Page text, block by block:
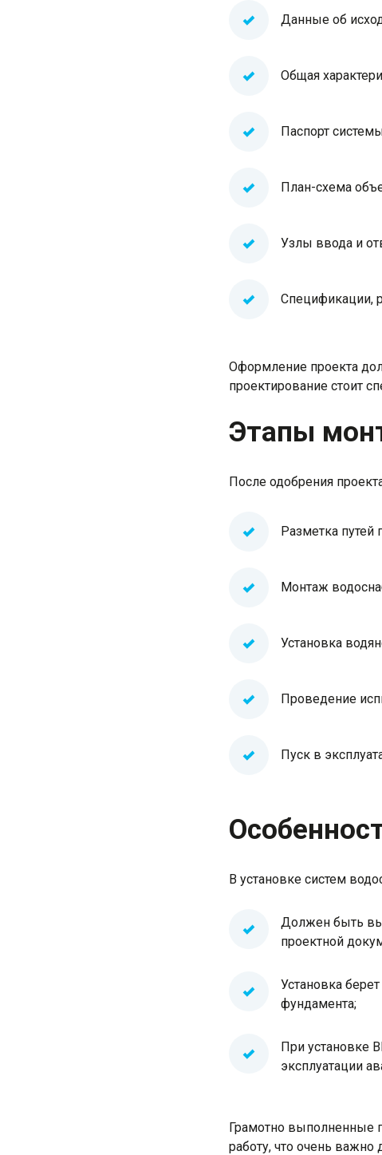
Данные об
Общая
Паспорт
План-схема
Узлы ввода и
Спецификации,
Оформление проекта
проектирование стоит
Этапы
После одобрения
Разметка путей
Монтаж
Установка
Проведение
Пуск в
В установке систем
Должен быть
проектной
Установка
фундамента;
При установке
эксплуатации
Грамотно выполненные
работу, что очень